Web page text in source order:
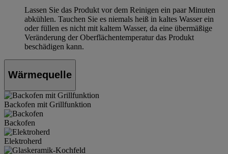
Lassen Sie das Produkt vor dem Reinigen ein paar Minuten
abkühlen. Tauchen Sie es niemals heiß in kaltes Wasser ein
oder füllen es nicht mit kaltem Wasser, da eine übermäßige
Veränderung der Oberflächentemperatur das Produkt
beschädigen kann.
Wärmequelle
Backofen mit Grillfunktion
Backofen
Elektroherd